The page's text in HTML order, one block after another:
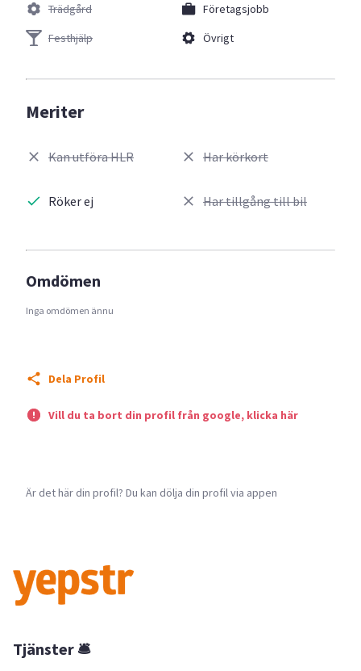
Trädgård
Festhjälp
Företagsjobb
Övrigt
Meriter
Kan utföra HLR
Röker ej
Har körkort
Har tillgång till bil
Omdömen
Inga omdömen ännu
Dela Profil
Vill du ta bort din profil från google, klicka här
Är det här din profil? Du kan dölja din profil via appen
Tjänster 🛎